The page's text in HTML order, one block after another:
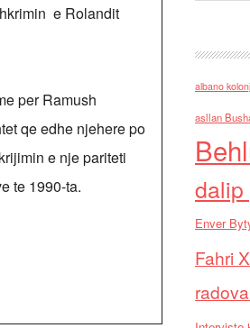
e Rolandit
per Ramush
qe edhe njehere po
e nje pariteti
te 1990-ta.
albano
asllan
dalip
Enver
Fahri